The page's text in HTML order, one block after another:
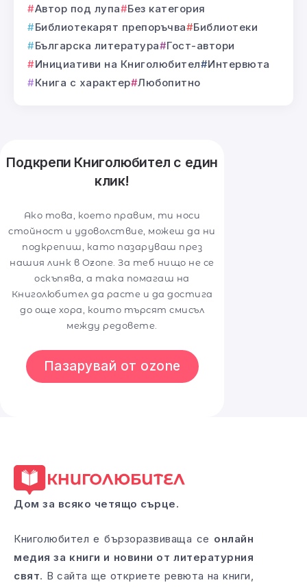
Автор под лупа
Без категория
Библиотекарят препоръчва
Библиотеки
Българска литература
Гост-автори
Инициативи на Книголюбител
Интервюта
Книга с характер Любопитно
Подкрепи Книголюбител с един
клик!
Ако това, което правим, ти носи
стойност и удоволствие, можеш да ни
подкрепиш, като пазаруваш през
нашия линк в Ozone. За теб нищо не се
оскъпява, а така помагаш на
Книголюбител да расте и да достига
до още хора, които търсят смисъл
между редовете.
Пазарувай от ozone
Дом за всяко четящо сърце.
Книголюбител е бързоразвиваща се онлайн
медия за книги и новини от литературния
свят. В сайта ще откриете ревюта на книги,